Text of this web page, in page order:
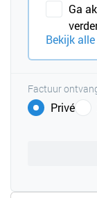
Ga
Bekijk
Factuur
Privé